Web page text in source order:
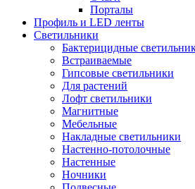
Порталы
Профиль и LED ленты
Светильники
Бактерицидные
Встраиваемые
Гипсовые светильники
Для растений
Лофт светильники
Магнитные
Мебельные
Накладные светильники
Настенно-потолочные
Настенные
Ночники